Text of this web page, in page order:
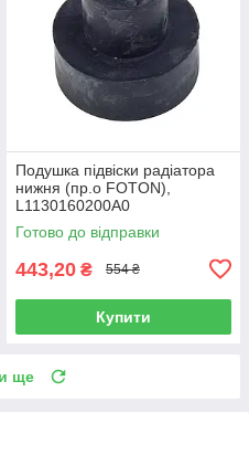
Подушка підвіски радіатора
нижня (пр.о FOTON),
L1130160200A0
Готово до відправки
443,20 ₴ 554 ₴
Купити
ще